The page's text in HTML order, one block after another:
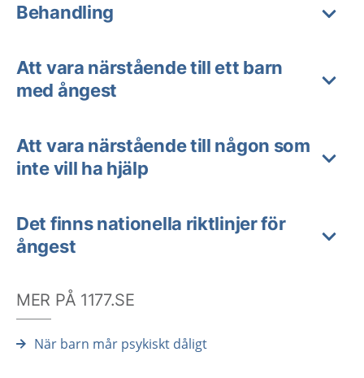
Behandling
Att vara närstående till ett barn
med ångest
Att vara närstående till någon som
inte vill ha hjälp
Det finns nationella riktlinjer för
ångest
MER PÅ 1177.SE
När barn mår psykiskt dåligt